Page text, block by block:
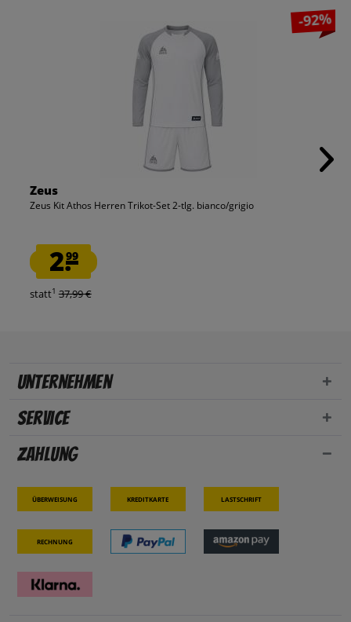
-92%
Zeus
Zeus Kit Athos Herren Trikot-Set 2-tlg. bianco/grigio
2.99
statt1 37,99 €
Unternehmen
Service
Zahlung
Überweisung Kreditkarte Lastschrift
Rechnung